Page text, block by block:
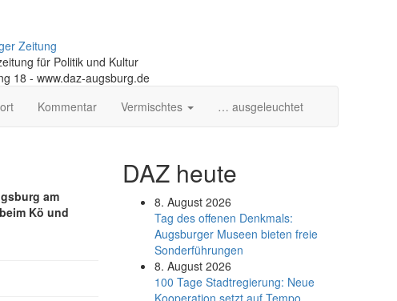
Zeitung
für Politik und Kultur
18 - www.daz-augsburg.de
Kommentar Vermischtes … ausgeleuchtet
am
Kö und
DAZ heute
8. August 2026
Tag des offenen Denkmals:
Augsburger Museen bieten freie
Sonderführungen
8. August 2026
100 Tage Stadtregierung: Neue
Kooperation setzt auf Tempo